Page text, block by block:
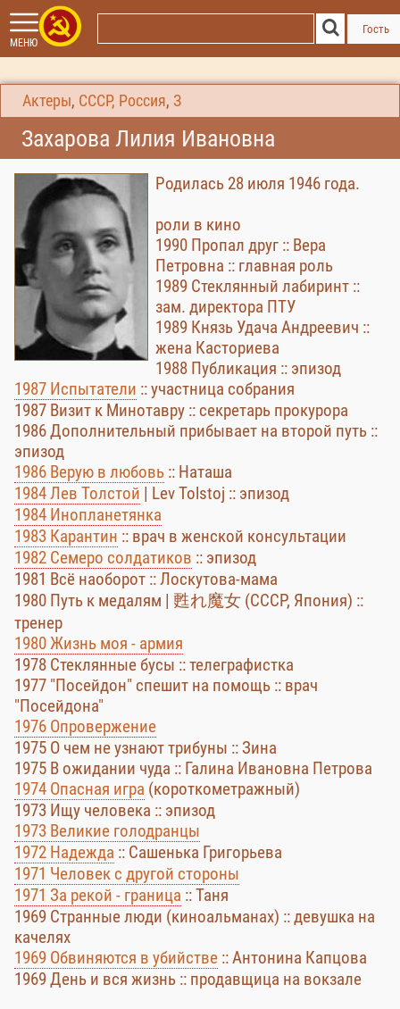
МЕНЮ
Гость
Актеры, СССР, Россия, З
Захарова Лилия Ивановна
Родилась 28 июля 1946 года.
роли в кино
1990 Пропал друг :: Вера
Петровна :: главная роль
1989 Стеклянный лабиринт ::
зам. директора ПТУ
1989 Князь Удача Андреевич ::
жена Касториева
1988 Публикация :: эпизод
1987 Испытатели :: участница собрания
1987 Визит к Минотавру :: секретарь прокурора
1986 Дополнительный прибывает на второй путь ::
эпизод
1986 Верую в любовь :: Наташа
1984 Лев Толстой | Lev Tolstoj :: эпизод
1984 Инопланетянка
1983 Карантин :: врач в женской консультации
1982 Семеро солдатиков :: эпизод
1981 Всё наоборот :: Лоскутова-мама
1980 Путь к медалям | 甦れ魔女 (СССР, Япония) ::
тренер
1980 Жизнь моя - армия
1978 Стеклянные бусы :: телеграфистка
1977 "Посейдон" спешит на помощь :: врач
"Посейдона"
1976 Опровержение
1975 О чем не узнают трибуны :: Зина
1975 В ожидании чуда :: Галина Ивановна Петрова
1974 Опасная игра (короткометражный)
1973 Ищу человека :: эпизод
1973 Великие голодранцы
1972 Надежда :: Сашенька Григорьева
1971 Человек с другой стороны
1971 За рекой - граница :: Таня
1969 Странные люди (киноальманах) :: девушка на
качелях
1969 Обвиняются в убийстве :: Антонина Капцова
1969 День и вся жизнь :: продавщица на вокзале